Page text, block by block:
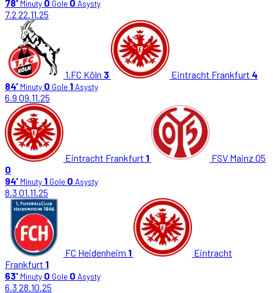
78' Minuty 0 Gole 0 Asysty
7.2 22.11.25
1.FC Köln 3 Eintracht Frankfurt 4
84' Minuty 0 Gole 1Asysty
6.9 09.11.25
Eintracht Frankfurt 1
FSV Mainz 05
0
94' Minuty 1 Gole 0 Asysty
8.3 01.11.25
FC Heidenheim 1
Eintracht
Frankfurt 1
63' Minuty 0 Gole 0 Asysty
6.3 28.10.25